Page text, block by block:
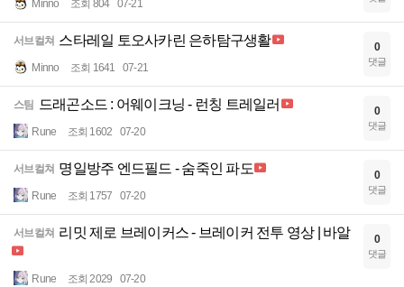
Minno 조회 804 07-21
서브컬쳐 스타레일 토오사카린 은하탐구생활
Minno 조회 1641 07-21
0
댓글
스팀 드래곤소드 : 어웨이크닝 - 런칭 트레일러
Rune 조회 1602 07-20
0
댓글
서브컬쳐 명일방주 엔드필드 - 숨죽인 파도
Rune 조회 1757 07-20
0
댓글
서브컬쳐 리밋 제로 브레이커스 - 브레이커 전투 영상 | 바알
Rune 조회 2029 07-20
0
댓글